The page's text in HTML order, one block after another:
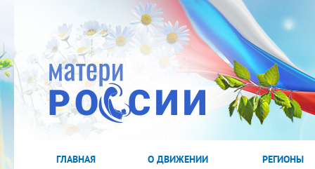
ГЛАВНАЯ О ДВИЖЕНИИ РЕГИОНЫ